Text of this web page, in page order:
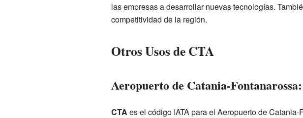
las empresas a desarrollar nuevas tecnologías.
competitividad de la región.
Otros Usos de CTA
Aeropuerto de Catania-
CTA es el código IATA para el Aeropuerto de